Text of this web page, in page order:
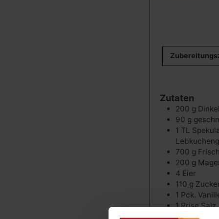
Zutaten
200 g
90 g
1 TL
700 g
200 g
4 Eier
110 g
1 Pck.
1 Prise Salz
40 g + 1,5